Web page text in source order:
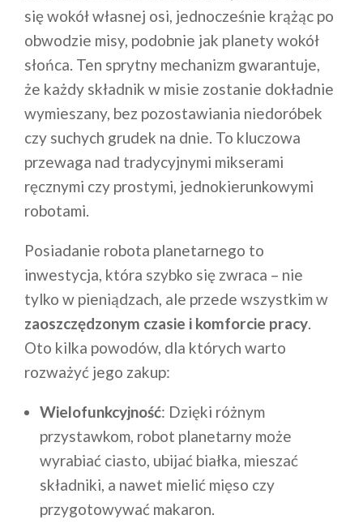
się wokół własnej osi, jednocześnie krążąc po
obwodzie misy, podobnie jak planety wokół
słońca. Ten sprytny mechanizm gwarantuje,
że każdy składnik w misie zostanie dokładnie
wymieszany, bez pozostawiania niedoróbek
czy suchych grudek na dnie. To kluczowa
przewaga nad tradycyjnymi mikserami
ręcznymi czy prostymi, jednokierunkowymi
robotami.
Posiadanie robota planetarnego to
inwestycja, która szybko się zwraca – nie
tylko w pieniądzach, ale przede wszystkim w
zaoszczędzonym czasie i komforcie pracy.
Oto kilka powodów, dla których warto
rozważyć jego zakup:
Wielofunkcyjność: Dzięki różnym
przystawkom, robot planetarny może
wyrabiać ciasto, ubijać białka, mieszać
składniki, a nawet mielić mięso czy
przygotowywać makaron.